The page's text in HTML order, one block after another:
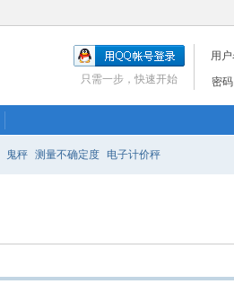
用户
密码
只需一步，快速开始
鬼秤 测量不确定度 电子计价秤